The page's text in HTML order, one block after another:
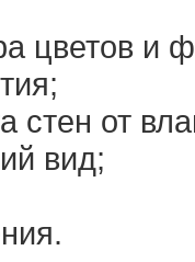
цветов и
стен от
вид;